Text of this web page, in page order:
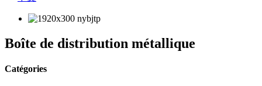
Boîte de distribution métallique
Catégories